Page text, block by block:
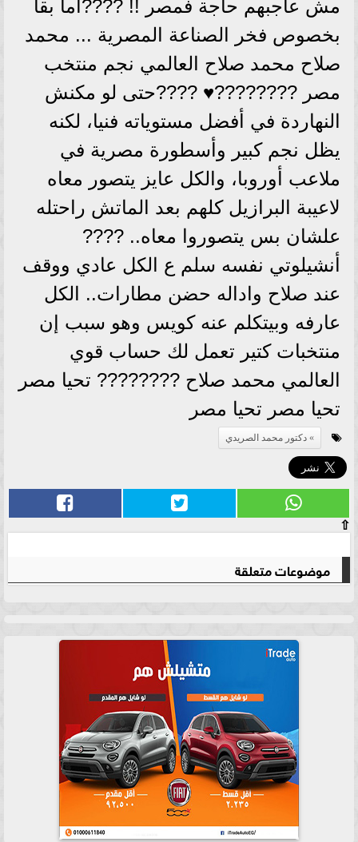
مش عاجبهم حاجة فمصر !! ????أما بقا
بخصوص فخر الصناعة المصرية ... محمد
صلاح محمد صلاح العالمي نجم منتخب
مصر ????????♥️ ????حتى لو مكنش
النهاردة في أفضل مستوياته فنيا، لكنه
يظل نجم كبير وأسطورة مصرية في
ملاعب أوروبا، والكل عايز يتصور معاه
لاعيبة البرازيل كلهم بعد الماتش راحتله
علشان بس يتصوروا معاه.. ????
أنشيلوتي نفسه سلم ع الكل عادي ووقف
عند صلاح واداله حضن مطارات.. الكل
عارفه وبيتكلم عنه كويس وهو سبب إن
منتخبات كتير تعمل لك حساب قوي
العالمي محمد صلاح ???????? تحيا مصر
تحيا مصر تحيا مصر
دكتور محمد الصريدي
⇧
موضوعات متعلقة